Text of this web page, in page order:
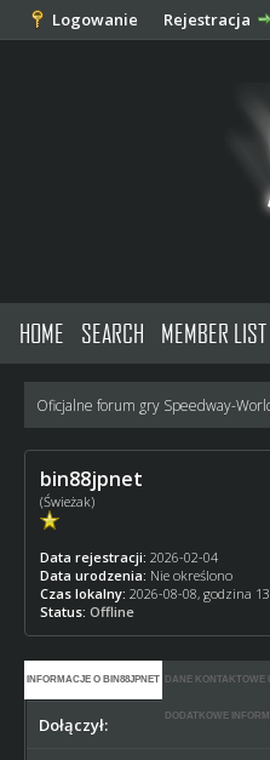
Logowanie Rejestracja
HOME SEARCH MEMBER LIST
Oficjalne forum gry Speedway-
bin88jpnet
(Świeżak)
Data rejestracji: 2026-02-04
Data urodzenia: Nie określono
Czas lokalny: 2026-08-08, godzina
Status: Offline
INFORMACJE O BIN88JPNET DANE KONTAKTOWE
DODATKOWE
Dołączył: 2026-02-04